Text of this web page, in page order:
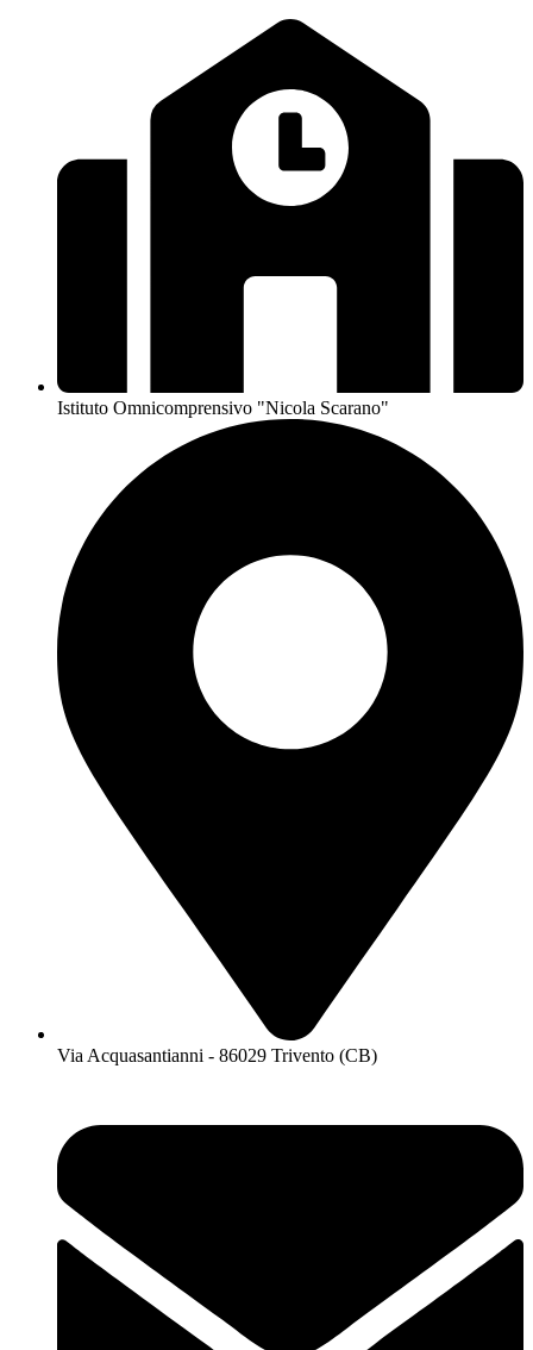
Istituto Omnicomprensivo "Nicola Scarano"
Via Acquasantianni - 86029 Trivento (CB)